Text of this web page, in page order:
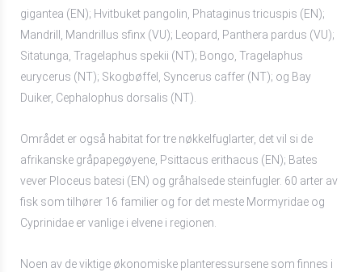
gigantea (EN); Hvitbuket pangolin, Phataginus tricuspis (EN);
Mandrill, Mandrillus sfinx (VU); Leopard, Panthera pardus (VU);
Sitatunga, Tragelaphus spekii (NT); Bongo, Tragelaphus
eurycerus (NT); Skogbøffel, Syncerus caffer (NT); og Bay
Duiker, Cephalophus dorsalis (NT).
Området er også habitat for tre nøkkelfuglarter, det vil si de
afrikanske gråpapegøyene, Psittacus erithacus (EN); Bates
vever Ploceus batesi (EN) og gråhalsede steinfugler. 60 arter av
fisk som tilhører 16 familier og for det meste Mormyridae og
Cyprinidae er vanlige i elvene i regionen.
Noen av de viktige økonomiske planteressursene som finnes i